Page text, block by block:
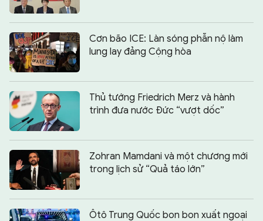
Cơn bão ICE: Làn sóng phẫn nộ làm
lung lay đảng Cộng hòa
Thủ tướng Friedrich Merz và hành
trình đưa nước Đức “vượt dốc”
Zohran Mamdani và một chương mới
trong lịch sử “Quả táo lớn”
Ôtô Trung Quốc bon bon xuất ngoại